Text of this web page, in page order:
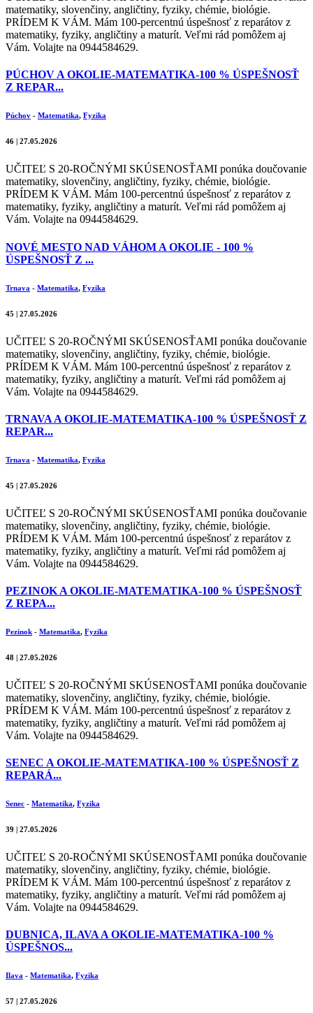
matematiky, slovenčiny, angličtiny, fyziky, chémie, biológie.
PRÍDEM K VÁM. Mám 100-percentnú úspešnosť z reparátov z
matematiky, fyziky, angličtiny a maturít. Veľmi rád pomôžem aj
Vám. Volajte na 0944584629.
PÚCHOV A OKOLIE-MATEMATIKA-100 % ÚSPEŠNOSŤ
Z REPAR...
Púchov - Matematika, Fyzika
46 | 27.05.2026
UČITEĽ S 20-ROČNÝMI SKÚSENOSŤAMI ponúka doučovanie
matematiky, slovenčiny, angličtiny, fyziky, chémie, biológie.
PRÍDEM K VÁM. Mám 100-percentnú úspešnosť z reparátov z
matematiky, fyziky, angličtiny a maturít. Veľmi rád pomôžem aj
Vám. Volajte na 0944584629.
NOVÉ MESTO NAD VÁHOM A OKOLIE - 100 %
ÚSPEŠNOSŤ Z ...
Trnava - Matematika, Fyzika
45 | 27.05.2026
UČITEĽ S 20-ROČNÝMI SKÚSENOSŤAMI ponúka doučovanie
matematiky, slovenčiny, angličtiny, fyziky, chémie, biológie.
PRÍDEM K VÁM. Mám 100-percentnú úspešnosť z reparátov z
matematiky, fyziky, angličtiny a maturít. Veľmi rád pomôžem aj
Vám. Volajte na 0944584629.
TRNAVA A OKOLIE-MATEMATIKA-100 % ÚSPEŠNOSŤ Z
REPAR...
Trnava - Matematika, Fyzika
45 | 27.05.2026
UČITEĽ S 20-ROČNÝMI SKÚSENOSŤAMI ponúka doučovanie
matematiky, slovenčiny, angličtiny, fyziky, chémie, biológie.
PRÍDEM K VÁM. Mám 100-percentnú úspešnosť z reparátov z
matematiky, fyziky, angličtiny a maturít. Veľmi rád pomôžem aj
Vám. Volajte na 0944584629.
PEZINOK A OKOLIE-MATEMATIKA-100 % ÚSPEŠNOSŤ
Z REPA...
Pezinok - Matematika, Fyzika
48 | 27.05.2026
UČITEĽ S 20-ROČNÝMI SKÚSENOSŤAMI ponúka doučovanie
matematiky, slovenčiny, angličtiny, fyziky, chémie, biológie.
PRÍDEM K VÁM. Mám 100-percentnú úspešnosť z reparátov z
matematiky, fyziky, angličtiny a maturít. Veľmi rád pomôžem aj
Vám. Volajte na 0944584629.
SENEC A OKOLIE-MATEMATIKA-100 % ÚSPEŠNOSŤ Z
REPARÁ...
Senec - Matematika, Fyzika
39 | 27.05.2026
UČITEĽ S 20-ROČNÝMI SKÚSENOSŤAMI ponúka doučovanie
matematiky, slovenčiny, angličtiny, fyziky, chémie, biológie.
PRÍDEM K VÁM. Mám 100-percentnú úspešnosť z reparátov z
matematiky, fyziky, angličtiny a maturít. Veľmi rád pomôžem aj
Vám. Volajte na 0944584629.
DUBNICA, ILAVA A OKOLIE-MATEMATIKA-100 %
ÚSPEŠNOS...
Ilava - Matematika, Fyzika
57 | 27.05.2026